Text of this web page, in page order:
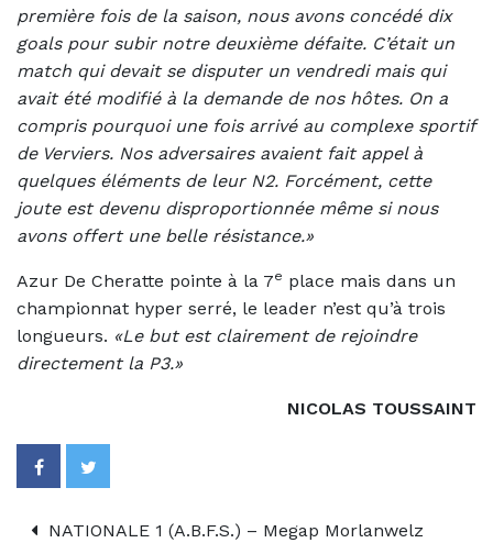
première fois de la saison, nous avons concédé dix
goals pour subir notre deuxième défaite. C’était un
match qui devait se disputer un vendredi mais qui
avait été modifié à la demande de nos hôtes. On a
compris pourquoi une fois arrivé au complexe sportif
de Verviers. Nos adversaires avaient fait appel à
quelques éléments de leur N2. Forcément, cette
joute est devenu disproportionnée même si nous
avons offert une belle résistance.»
Azur De Cheratte pointe à la 7e place mais dans un
championnat hyper serré, le leader n’est qu’à trois
longueurs. «Le but est clairement de rejoindre
directement la P3.»
NICOLAS TOUSSAINT
NATIONALE 1 (A.B.F.S.) – Megap Morlanwelz